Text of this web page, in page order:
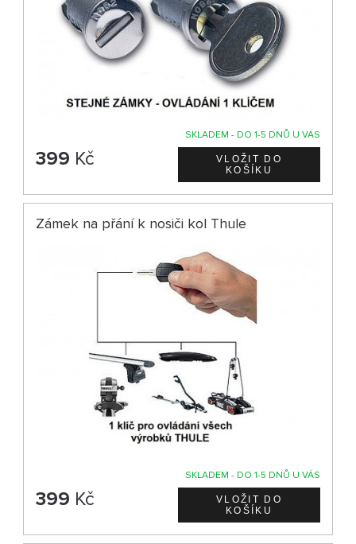
SKLADEM - DO 1-5 DNŮ U VÁS
399 Kč
Zámek na přání k nosiči kol Thule
SKLADEM - DO 1-5 DNŮ U VÁS
399 Kč